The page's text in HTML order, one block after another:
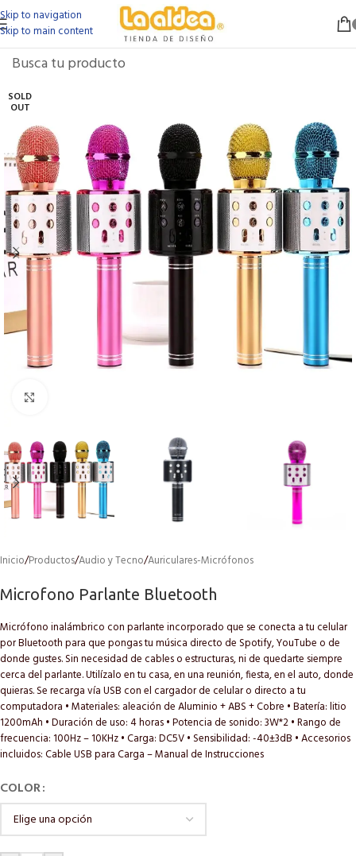
Skip to navigation
Skip to main content
SOLD
OUT
Inicio/Productos/Audio y Tecno/Auriculares-Micrófonos
Microfono Parlante Bluetooth
Micrófono inalámbrico con parlante incorporado que se conecta a tu celular
por Bluetooth para que pongas tu música directo de Spotify, YouTube o de
donde gustes. Sin necesidad de cables o estructuras, ni de quedarte siempre
cerca del parlante. Utilízalo en tu casa, en una reunión, fiesta, en el auto, donde
quieras. Se recarga vía USB con el cargador de celular o directo a tu
computadora • Materiales: aleación de Aluminio + ABS + Cobre • Batería: litio
1200mAh • Duración de uso: 4 horas • Potencia de sonido: 3W*2 • Rango de
frecuencia: 100Hz – 10KHz • Carga: DC5V • Sensibilidad: -40±3dB • Accesorios
incluidos: Cable USB para Carga – Manual de Instrucciones
COLOR